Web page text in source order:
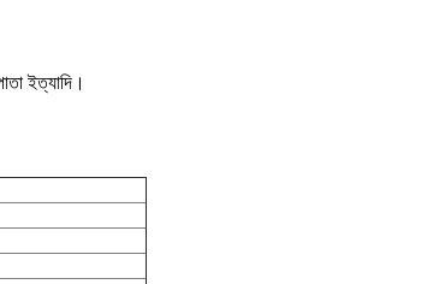
ইত্যাদি।